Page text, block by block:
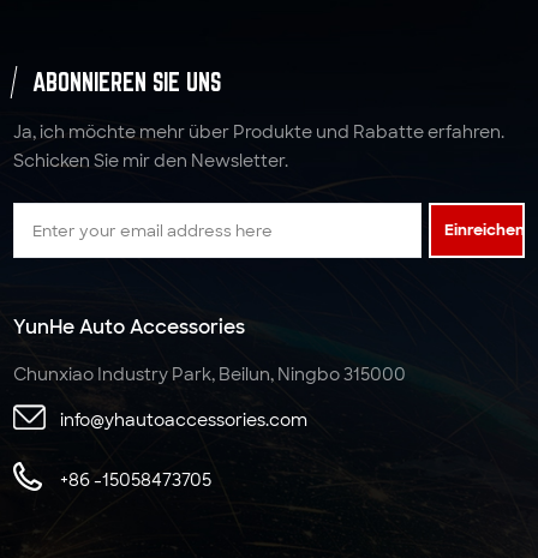
ABONNIEREN SIE UNS
Ja, ich möchte mehr über Produkte und Rabatte erfahren.
Schicken Sie mir den Newsletter.
Einreichen
YunHe Auto Accessories
Chunxiao Industry Park, Beilun, Ningbo 315000
info@yhautoaccessories.com
+86 -15058473705